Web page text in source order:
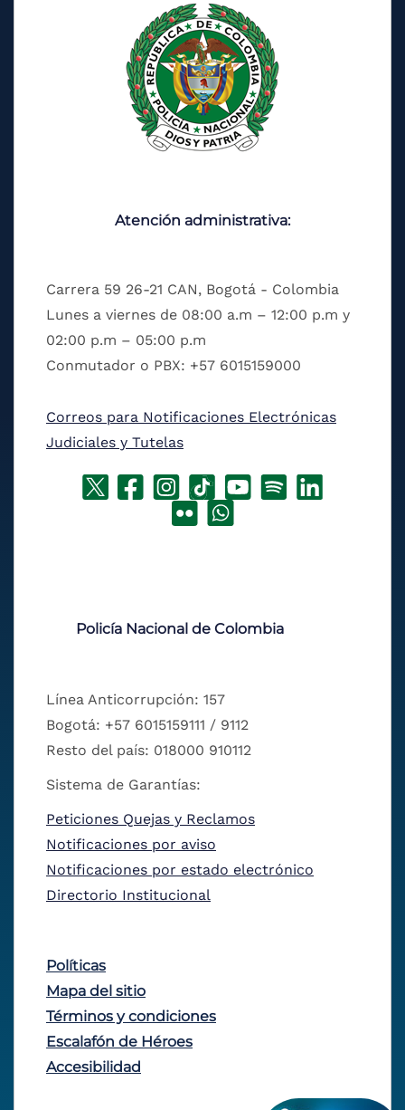
Atención administrativa:
Carrera 59 26-21 CAN, Bogotá - Colombia
Lunes a viernes de 08:00 a.m – 12:00 p.m y
02:00 p.m – 05:00 p.m
Conmutador o PBX: +57 6015159000
Correos para Notificaciones Electrónicas
Judiciales y Tutelas
Policía Nacional de Colombia
Línea Anticorrupción: 157
Bogotá: +57 6015159111 / 9112
Resto del país: 018000 910112
Sistema de Garantías:
Peticiones Quejas y Reclamos
Notificaciones por aviso
Notificaciones por estado electrónico
Directorio Institucional
Políticas
Mapa del sitio
Términos y condiciones
Escalafón de Héroes
Accesibilidad